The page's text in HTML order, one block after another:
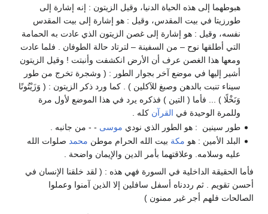
هبوطهما إلى هذه الحياة الدنيا، وقيل الزيتون : إنه إشارة إلى
طورزيتا في بيت المقدس، وقيل : هو إشارة إلى بيت المقدس
نفسه، وقيل : هو إشارة إلى غصن الزيتون الذي عادت به الحمامة
التي أطلقها نوح – من السفينة – لترتاد حالة الطوفان . فلما عادت
ومعها هذا الغصن عرف أن الأرض انكشفت وأنبتت ! وقيل الزيتون
أشير إليها في موضع آخر بجوار الطور : ( وشجرة تخرج من طور
سيناء تنبت بالدهن وصبغ للآكلين ) . كما ورد ذكر الزيتون : ( وَزَيْتُونًا
وَنَخْلًا ) ... فأما ( التين ) فذكره يرد في هذا الموضع لأول مرة
وللمرة الوحيدة في القرآن كله .
طور سينين : هو الطور الذي نودي موسى - - من جانبه .
البلد الأمين : هو مكة بيت الله الحرام موطن محمد صلوات الله
عليه وسلامه. وعلاقتهما بأمر الدين والإيمان واضحة .
فأما الحقيقة الداخلية في السورة فهي هذه : ( لقد خلقنا الإنسان في
أحسن تقويم . ثم رددناه أسفل سافلين إلا الذين آمنوا وعملوا
الصالحات فلهم أجر غير ممنون )